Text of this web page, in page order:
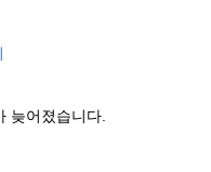
늦어졌습니다.